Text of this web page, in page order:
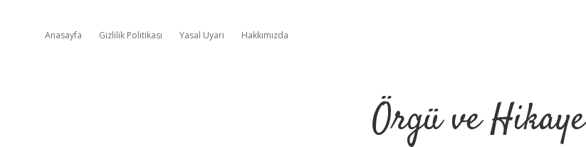
Anasayfa Gizlilik Politikası Yasal Uyarı Hakkımızda
Örgü ve Hikaye